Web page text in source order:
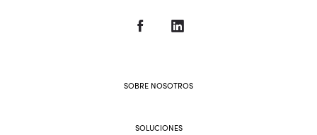
SOBRE NOSOTROS
SOLUCIONES